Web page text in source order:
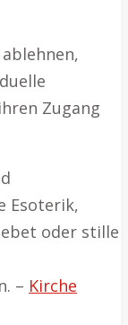
Zugang
Esoterik,
oder stille
– Kirche